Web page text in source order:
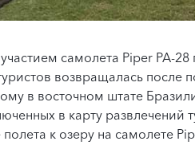
самолета Piper PA-
возвращалась после
в восточном штате
в карту
к озеру на самолете